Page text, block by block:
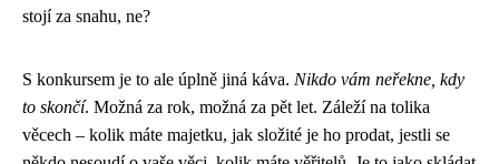
stojí za snahu, ne?
S konkursem je to ale úplně jiná káva. Nikdo vám neřekne, kdy
to skončí. Možná za rok, možná za pět let. Záleží na tolika
věcech – kolik máte majetku, jak složité je ho prodat, jestli se